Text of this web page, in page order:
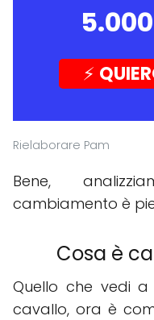
⚡️
Rielaborare Pam
Bene,
cambiamento è
Cosa è
Quello che vedi
cavallo, ora è